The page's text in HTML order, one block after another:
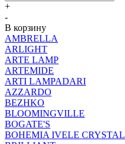
+
-
В корзину
AMBRELLA
ARLIGHT
ARTE LAMP
ARTEMIDE
ARTI LAMPADARI
AZZARDO
BEZHKO
BLOOMINGVILLE
BOGATE'S
BOHEMIA IVELE CRYSTAL